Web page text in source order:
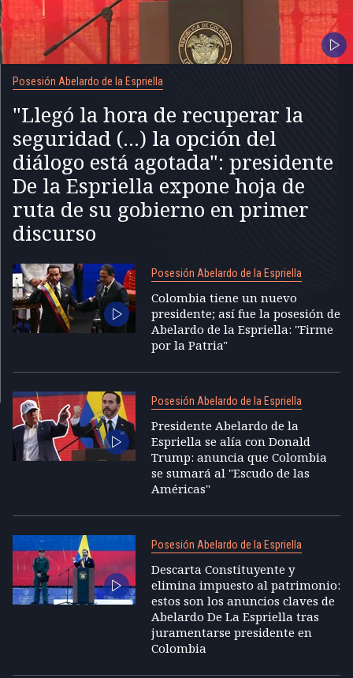
Posesión Abelardo de la Espriella
"Llegó la hora de recuperar la
seguridad (...) la opción del
diálogo está agotada": presidente
De la Espriella expone hoja de
ruta de su gobierno en primer
discurso
Posesión Abelardo de la Espriella
Colombia tiene un nuevo
presidente; así fue la posesión de
Abelardo de la Espriella: "Firme
por la Patria"
Posesión Abelardo de la Espriella
Presidente Abelardo de la
Espriella se alía con Donald
Trump: anuncia que Colombia
se sumará al "Escudo de las
Américas"
Posesión Abelardo de la Espriella
Descarta Constituyente y
elimina impuesto al patrimonio:
estos son los anuncios claves de
Abelardo De La Espriella tras
juramentarse presidente en
Colombia